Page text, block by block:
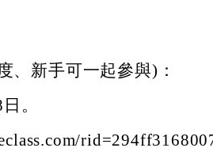
、新手可一起參與)：
。